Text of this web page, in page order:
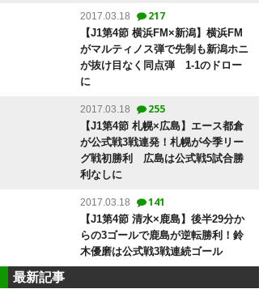
2017.03.18 217
【J1第4節 横浜FM×新潟】横浜FM
がマルティノス弾で先制も新潟ホニ
が抜け目なく同点弾 1-1のドロー
に
2017.03.18 255
【J1第4節 札幌×広島】エース都倉
が公式戦3戦連発！札幌が今季リー
グ戦初勝利 広島は公式戦5試合勝
利なしに
2017.03.18 141
【J1第4節 清水×鹿島】後半29分か
らの3ゴールで鹿島が逆転勝利！鈴
木優磨は公式戦3戦連続ゴール
最新記事